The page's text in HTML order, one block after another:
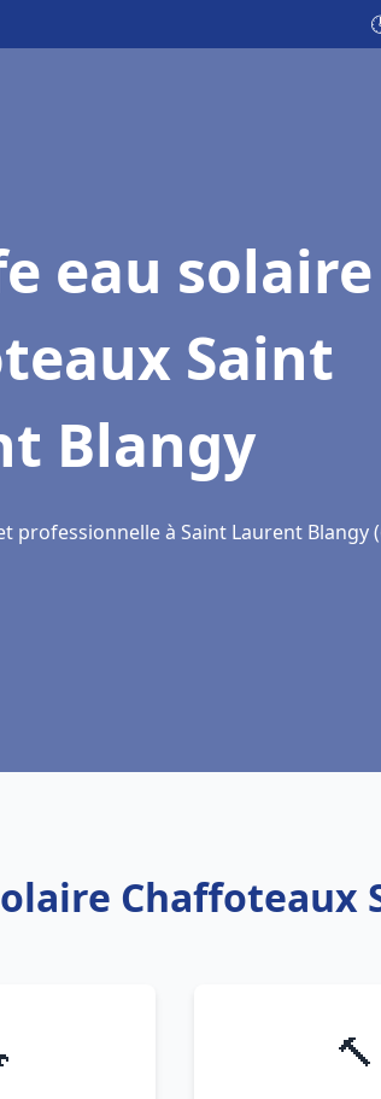
eau solaire
Saint
Blangy
professionnelle à Saint Laurent Blangy
Chaffoteaux
🔨